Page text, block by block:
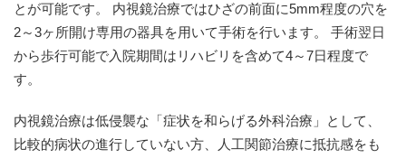
とが可能です。 内視鏡治療ではひざの前面に5mm程度の穴を
2～3ヶ所開け専用の器具を用いて手術を行います。 手術翌日
から歩行可能で入院期間はリハビリを含めて4～7日程度で
す。
内視鏡治療は低侵襲な「症状を和らげる外科治療」として、
比較的病状の進行していない方、人工関節治療に抵抗感をも